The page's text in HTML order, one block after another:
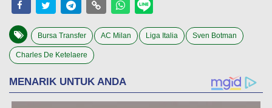
Bursa Transfer AC Milan Liga Italia Sven Botman
Charles De Ketelaere